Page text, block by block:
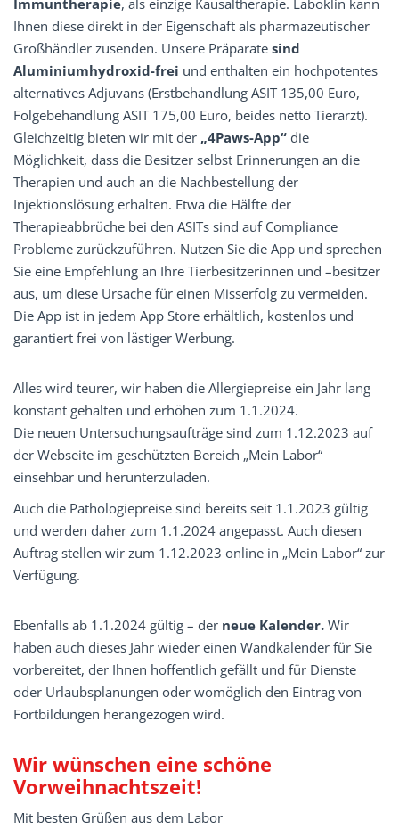
Immuntherapie, als einzige Kausaltherapie. Laboklin kann
Ihnen diese direkt in der Eigenschaft als pharmazeutischer
Großhändler zusenden. Unsere Präparate sind
Aluminiumhydroxid-frei und enthalten ein hochpotentes
alternatives Adjuvans (Erstbehandlung ASIT 135,00 Euro,
Folgebehandlung ASIT 175,00 Euro, beides netto Tierarzt).
Gleichzeitig bieten wir mit der „4Paws-App“ die
Möglichkeit, dass die Besitzer selbst Erinnerungen an die
Therapien und auch an die Nachbestellung der
Injektionslösung ­erhalten. Etwa die Hälfte der
Therapieabbrüche bei den ASITs sind auf Compliance
Probleme zurückzu­führen. Nutzen Sie die App und sprechen
Sie eine Empfehlung an Ihre Tierbesitzerinnen und –besitzer
aus, um diese Ursache für einen Misserfolg zu vermeiden.
Die App ist in jedem App Store erhältlich, kostenlos und
garantiert frei von lästiger Werbung.
Alles wird teurer, wir haben die Allergiepreise ein Jahr lang
konstant gehalten und erhöhen zum 1.1.2024.
Die neuen Untersuchungsaufträge sind zum 1.12.2023 auf
der Webseite im geschützten Bereich „Mein ­Labor“
einsehbar und herunterzuladen.
Auch die Pathologiepreise sind bereits seit 1.1.2023 gültig
und werden daher zum 1.1.2024 angepasst. Auch diesen
Auftrag stellen wir zum 1.12.2023 online in „Mein Labor“ zur
Verfügung.
Ebenfalls ab 1.1.2024 gültig – der neue Kalender. Wir
haben auch dieses Jahr wieder einen Wandkalender für Sie
vorbereitet, der Ihnen hoffentlich gefällt und für Dienste
oder Urlaubsplanungen oder womöglich den Eintrag von
Fortbildungen herangezogen wird.
Wir wünschen eine schöne
Vorweihnachtszeit!
Mit besten Grüßen aus dem Labor